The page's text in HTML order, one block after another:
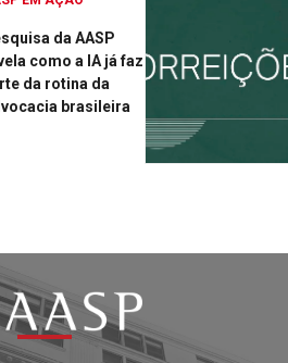
da AASP
como a IA já faz
da rotina da
brasileira